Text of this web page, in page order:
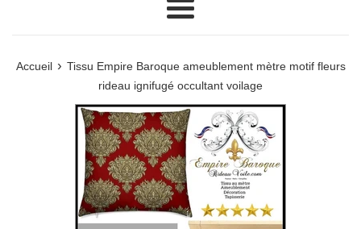
Menu
Accueil › Tissu Empire Baroque ameublement mètre motif fleurs
rideau ignifugé occultant voilage